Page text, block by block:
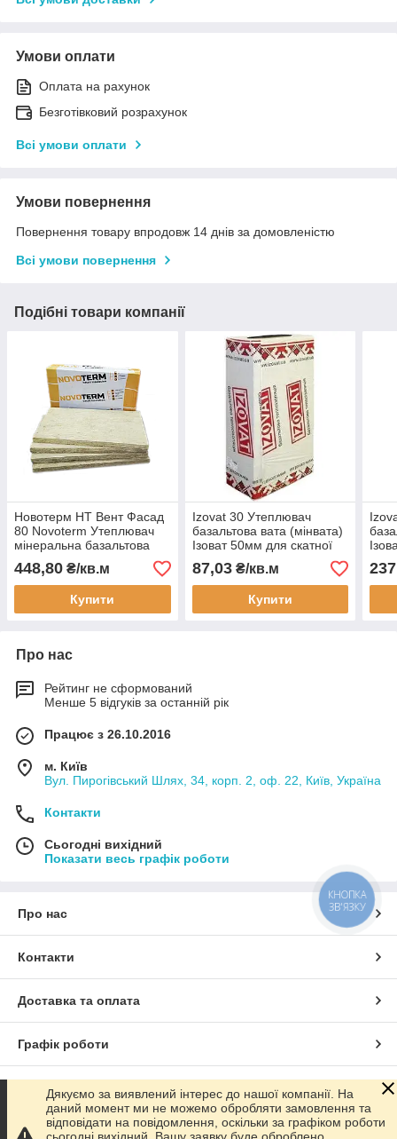
Умови оплати
Оплата на рахунок
Безготівковий розрахунок
Всі умови оплати
Умови повернення
Повернення товару впродовж 14 днів за домовленістю
Всі умови повернення
Подібні товари компанії
Новотерм НТ Вент Фасад
80 Novoterm Утеплювач
мінеральна базальтова
вентильованих фасадів
100мм
448,80 ₴/кв.м
Купити
Izovat 30 Утеплювач
базальтова вата (мінвата)
Ізоват 50мм для скатної
покрівлі і підлоги по лагам
87,03₴/кв.м
Купити
Про нас
Рейтинг не сформований
Менше 5 відгуків за останній рік
Працює з 26.10.2016
м. Київ
Вул. Пирогівський Шлях, 34, корп. 2, оф. 22, Київ, Україна
Контакти
Сьогодні вихідний
Показати весь графік роботи
Про нас
Контакти
Доставка та оплата
Графік роботи
Повна версія сайту
Сайт створено на маркетплейсі Prom.ua
Дякуємо за виявлений інтерес до нашої компанії. На
даний момент ми не можемо обробляти замовлення та
відповідати на повідомлення, оскільки за графіком роботи
КНОПКА
ЗВ'ЯЗКУ